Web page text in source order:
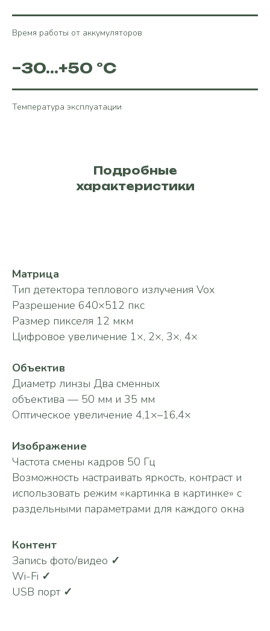
Время работы от аккумуляторов
–30...+50 °C
Температура эксплуатации
Подробные
характеристики
Матрица
Тип детектора теплового излучения Vox
Разрешение 640×512 пкс
Размер пикселя 12 мкм
Цифровое увеличение 1×, 2×, 3×, 4×
Объектив
Диаметр линзы Два сменных
объектива — 50 мм и 35 мм
Оптическое увеличение 4,1×–16,4×
Изображение
Частота смены кадров 50 Гц
Возможность настраивать яркость, контраст и
использовать режим «картинка в картинке» с
раздельными параметрами для каждого окна
Контент
Запись фото/видео ✓
Wi-Fi ✓
USB порт ✓